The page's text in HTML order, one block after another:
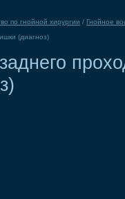
по гнойной хирургии / Гнойное
(диагноз)